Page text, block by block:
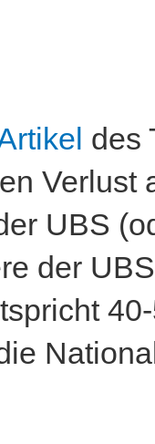
des
Verlust
UBS
der